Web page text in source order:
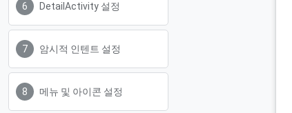
DetailActivity 설정
암시적 인텐트 설정
메뉴 및 아이콘 설정